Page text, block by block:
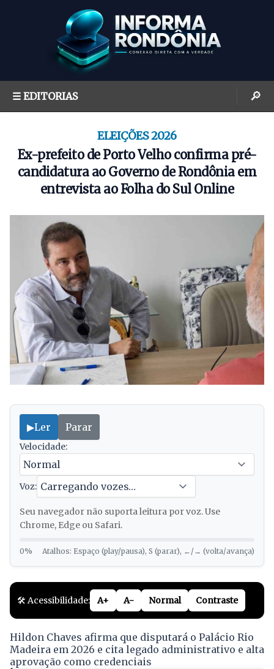
☰ EDITORIAS 🔎
ELEIÇÕES 2026
Ex-prefeito de Porto Velho confirma pré-
candidatura ao Governo de Rondônia em
entrevista ao Folha do Sul Online
▶Ler Parar
Velocidade:
Voz:
Seu navegador não suporta leitura por voz. Use
Chrome, Edge ou Safari.
0% Atalhos: Espaço (play/pausa), S (parar), ←/→ (volta/avança)
🛠️ Acessibilidade: A+ A- Normal Contraste
Hildon Chaves afirma que disputará o Palácio Rio
Madeira em 2026 e cita legado administrativo e alta
aprovação como credenciais